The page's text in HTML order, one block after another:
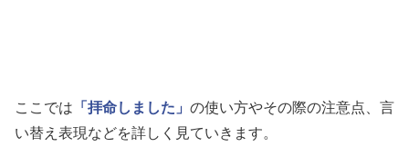
ここでは 「拝命しました」 の使い方やその際の注意点、言
い替え表現などを詳しく見ていきます。